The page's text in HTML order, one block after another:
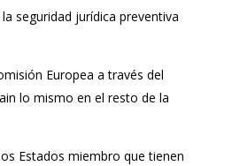
seguridad jurídica preventiva
Europea a través del
lo mismo en el resto de la
Estados miembro que tienen